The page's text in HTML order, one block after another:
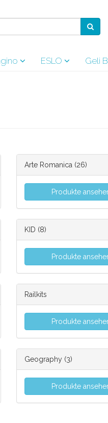
ESLO Geli
Arte Romanica (26)
Produkte
KID (8)
Produkte
Railkits
Produkte
Geography (3)
Produkte